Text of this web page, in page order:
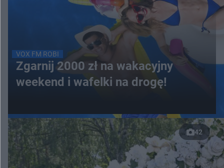
VOX FM ROBI
Zgarnij 2000 zł na wakacyjny
weekend i wafelki na drogę!
42